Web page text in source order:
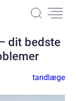
dit bedste
tandlæge